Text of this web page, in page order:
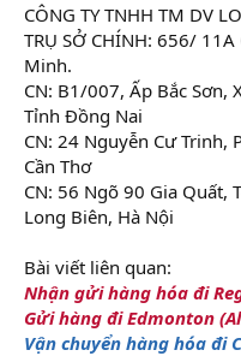
CÔNG TY TNHH TM DV
TRỤ SỞ CHÍNH: 656/
Minh.
CN: B1/007, Ấp Bắc Sơn,
Tỉnh Đồng Nai
CN: 24 Nguyễn Cư Trinh,
Cần Thơ
CN: 56 Ngõ 90 Gia Quất,
Long Biên, Hà Nội
Bài viết liên quan:
Nhận gửi hàng hóa đi
Gửi hàng đi Edmonton
Vận chuyển hàng hóa đi